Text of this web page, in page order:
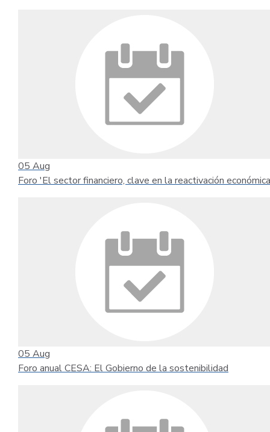
05 Aug
Foro 'El sector financiero, clave en la reactivación
05 Aug
Foro anual CESA: El Gobierno de la sostenibilidad